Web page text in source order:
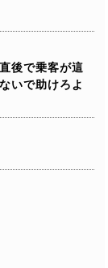
後で乗客が這
いで助けろよ